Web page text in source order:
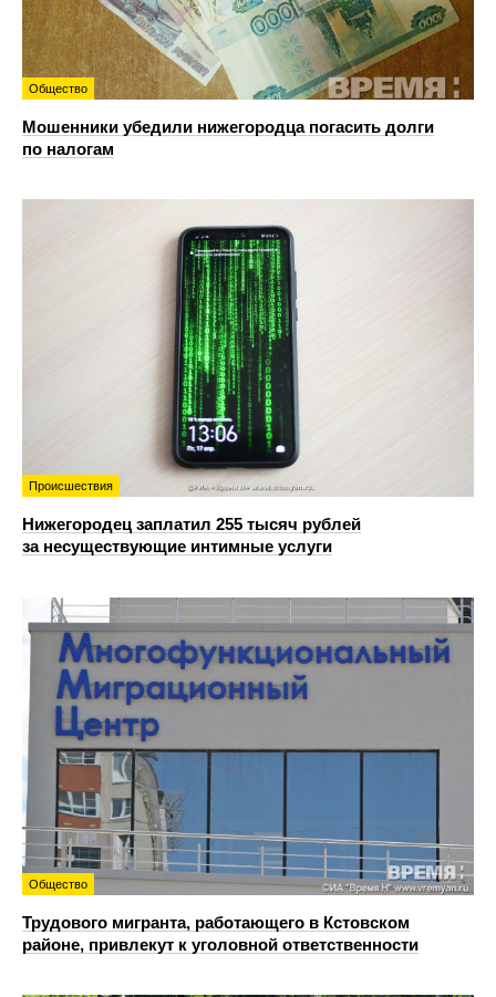
Общество
Мошенники убедили нижегородца погасить долги
по налогам
Происшествия
Нижегородец заплатил 255 тысяч рублей
за несуществующие интимные услуги
Общество
Трудового мигранта, работающего в Кстовском
районе, привлекут к уголовной ответственности